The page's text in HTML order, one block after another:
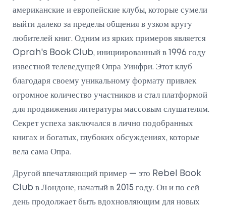
американские и европейские клубы, которые сумели
выйти далеко за пределы общения в узком кругу
любителей книг. Одним из ярких примеров является
Oprah's Book Club, инициированный в 1996 году
известной телеведущей Опра Уинфри. Этот клуб
благодаря своему уникальному формату привлек
огромное количество участников и стал платформой
для продвижения литературы массовым слушателям.
Секрет успеха заключался в лично подобранных
книгах и богатых, глубоких обсуждениях, которые
вела сама Опра.
Другой впечатляющий пример — это Rebel Book
Club в Лондоне, начатый в 2015 году. Он и по сей
день продолжает быть вдохновляющим для новых